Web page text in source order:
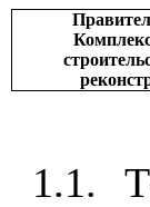
1.1.